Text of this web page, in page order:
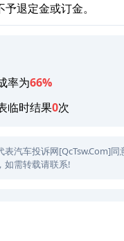
退定金或订金。
率为66%
临时结果0次
汽车投诉网[QcTsw.Com]
如需转载请联系!